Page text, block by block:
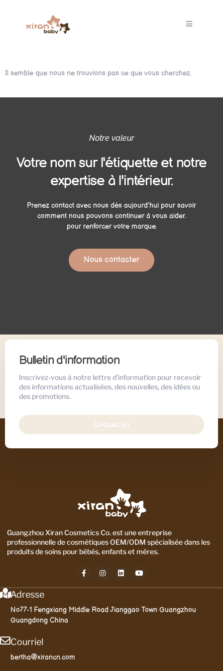
Il semble que nous ne trouvions pas ce que vous cherchez.
Notre valeur
Votre nom sur l'étiquette et notre
expertise à l'intérieur.
Prenez contact avec nous dès aujourd’hui pour savoir
comment nous pouvons continuer à vous aider.
pour renforcer votre marque.
Nous contacter
Bulletin d'information
Inscrivez-vous à notre lettre d'information pour recevoir
des informations actualisées, des nouvelles, des idées ou
des promotions.
Cliquez ici
Guangzhou Xiran Cosmetics Co. est une entreprise
professionnelle de cosmétiques OEM/ODM spécialisée dans les
produits de soins pour bébés, enfants et mères.
Adresse
No77-1 Fengxiang Middle Road Jianggao Town Guangzhou
Guangdong China
Courriel
bertha@xirancn.com